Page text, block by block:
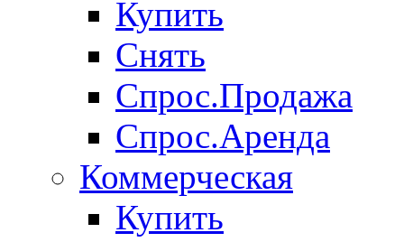
Купить
Снять
Спрос.Продажа
Спрос.Аренда
Коммерческая
Купить